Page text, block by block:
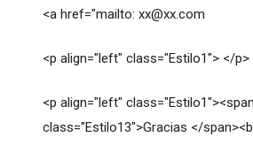
<a href="mailto: xx@xx.com
<p align="left" class="Estilo1"> </p>
<p align="left" class="Estilo1"><span
class="Estilo13">Gracias </